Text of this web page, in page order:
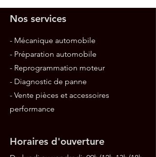
Nos services
- Mécanique automobile
- Préparation automobile
- Reprogrammation moteur
- Diagnostic de panne
- Vente pièces et accessoires
performance
Horaires d'ouverture